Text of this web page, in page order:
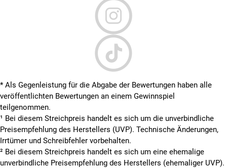
* Als Gegenleistung für die Abgabe der Bewertungen haben alle
veröffentlichten Bewertungen an einem Gewinnspiel
teilgenommen.
¹ Bei diesem Streichpreis handelt es sich um die unverbindliche
Preisempfehlung des Herstellers (UVP). Technische Änderungen,
Irrtümer und Schreibfehler vorbehalten.
² Bei diesem Streichpreis handelt es sich um eine ehemalige
unverbindliche Preisempfehlung des Herstellers (ehemaliger UVP).